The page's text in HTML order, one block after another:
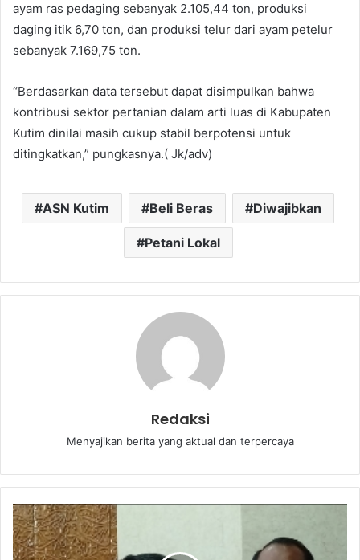
ayam ras pedaging sebanyak 2.105,44 ton, produksi
daging itik 6,70 ton, dan produksi telur dari ayam petelur
sebanyak 7.169,75 ton.
“Berdasarkan data tersebut dapat disimpulkan bahwa
kontribusi sektor pertanian dalam arti luas di Kabupaten
Kutim dinilai masih cukup stabil berpotensi untuk
ditingkatkan,” pungkasnya.( Jk/adv)
ASN Kutim Beli Beras Diwajibkan
Petani Lokal
Redaksi
Menyajikan berita yang aktual dan terpercaya